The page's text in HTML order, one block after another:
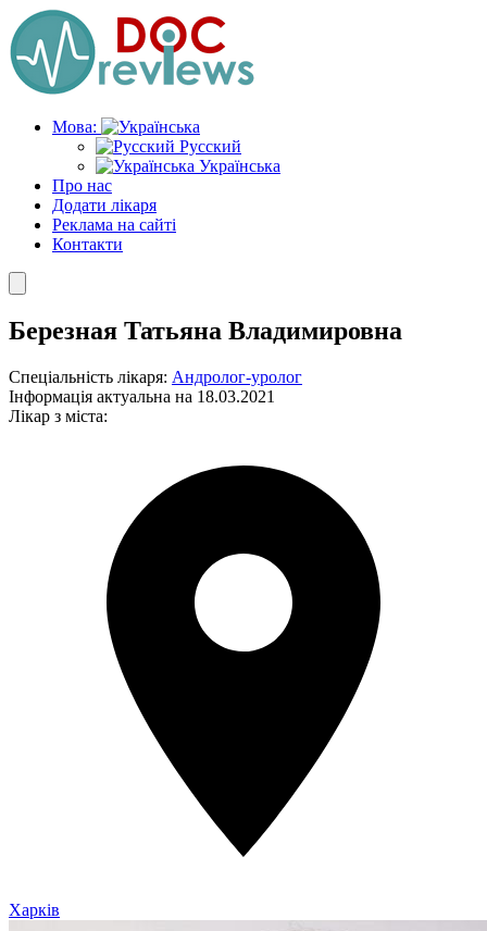
Skip
to
the
content
Мова:
Русский
Українська
Про нас
Додати лікаря
Реклама на сайті
Контакти
Березная Татьяна Владимировна
Спеціальність лікаря: Андролог-уролог
Інформація актуальна на 18.03.2021
Лікар з міста:
Харків